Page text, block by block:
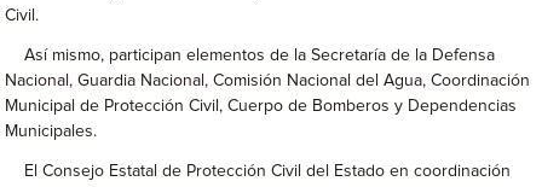
Civil.
Así mismo, participan elementos de la Secretaría de la Defensa
Nacional, Guardia Nacional, Comisión Nacional del Agua, Coordinación
Municipal de Protección Civil, Cuerpo de Bomberos y Dependencias
Municipales.
El Consejo Estatal de Protección Civil del Estado en coordinación